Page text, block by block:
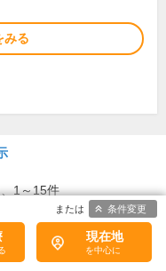
みる
1～15件
現在地
条件変更